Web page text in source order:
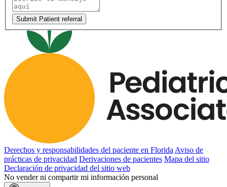
Submit Patient referral
Derechos y responsabilidades del paciente en FloridaAviso de
prácticas de privacidad Derivaciones de pacientes Mapa del sitio
Declaración de privacidad del sitio web
No vender ni compartir mi información personal